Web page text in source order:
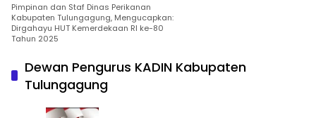
Pimpinan dan Staf Dinas Perikanan
Kabupaten Tulungagung, Mengucapkan:
Dirgahayu HUT Kemerdekaan RI ke-80
Tahun 2025
Dewan Pengurus KADIN Kabupaten
Tulungagung